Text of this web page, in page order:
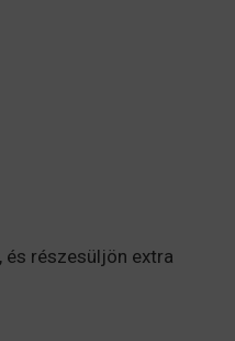
és részesüljön extra